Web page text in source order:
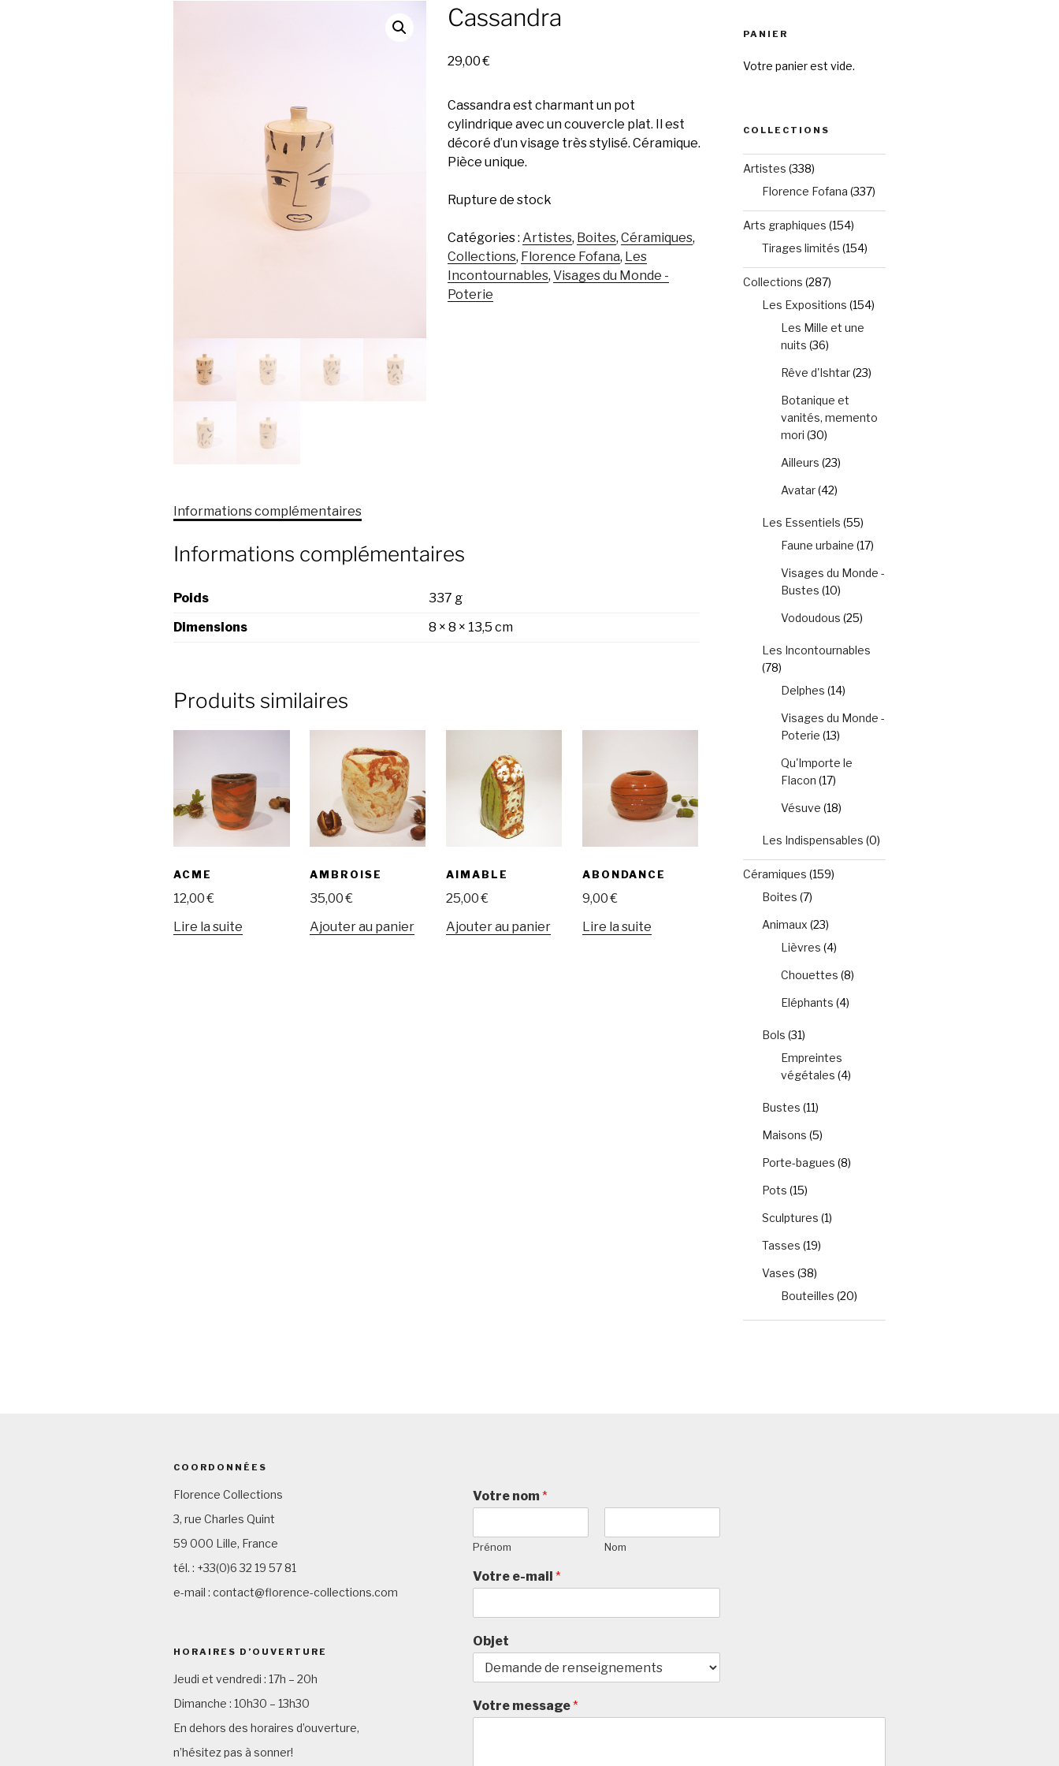
Cassandra
29,00€
Cassandra est charmant un pot
cylindrique avec un couvercle plat. Il est
décoré d’un visage très stylisé. Céramique.
Pièce unique.
Rupture de stock
Catégories : Artistes, Boites, Céramiques,
Collections, Florence Fofana, Les
Incontournables, Visages du Monde -
Poterie
Informations complémentaires
Informations complémentaires
Poids
337 g
Dimensions
8 × 8 × 13,5 cm
Produits similaires
ACME
12,00€
Lire la suite
AMBROISE
35,00€
Ajouter au panier
AIMABLE
25,00€
Ajouter au panier
ABONDANCE
9,00€
Lire la suite
PANIER
Votre panier est vide.
COLLECTIONS
Artistes (338)
Florence Fofana (337)
Arts graphiques (154)
Tirages limités (154)
Collections (287)
Les Expositions (154)
Les Mille et une
nuits (36)
Rêve d'Ishtar(23)
Botanique et
vanités, memento
mori (30)
Ailleurs (23)
Avatar(42)
Les Essentiels (55)
Faune urbaine (17)
Visages du Monde -
Bustes (10)
Vodoudous (25)
Les Incontournables
(78)
Delphes (14)
Visages du Monde -
Poterie (13)
Qu'Importe le
Flacon (17)
Vésuve (18)
Les Indispensables (0)
Céramiques (159)
Boites (7)
Animaux (23)
Lièvres (4)
Chouettes (8)
Eléphants (4)
Bols (31)
Empreintes
végétales (4)
Bustes (11)
Maisons (5)
Porte-bagues (8)
Pots (15)
Sculptures (1)
Tasses (19)
Vases (38)
Bouteilles (20)
COORDONNÉES
Florence Collections
3, rue Charles Quint
59 000 Lille, France
tél. : +33(0)6 32 19 57 81
e-mail : contact@florence-collections.com
HORAIRES D’OUVERTURE
Jeudi et vendredi : 17h – 20h
Dimanche : 10h30 – 13h30
En dehors des horaires d’ouverture,
n’hésitez pas à sonner!
Votre nom*
Prénom Nom
Votre e-mail *
Objet
Votre message*